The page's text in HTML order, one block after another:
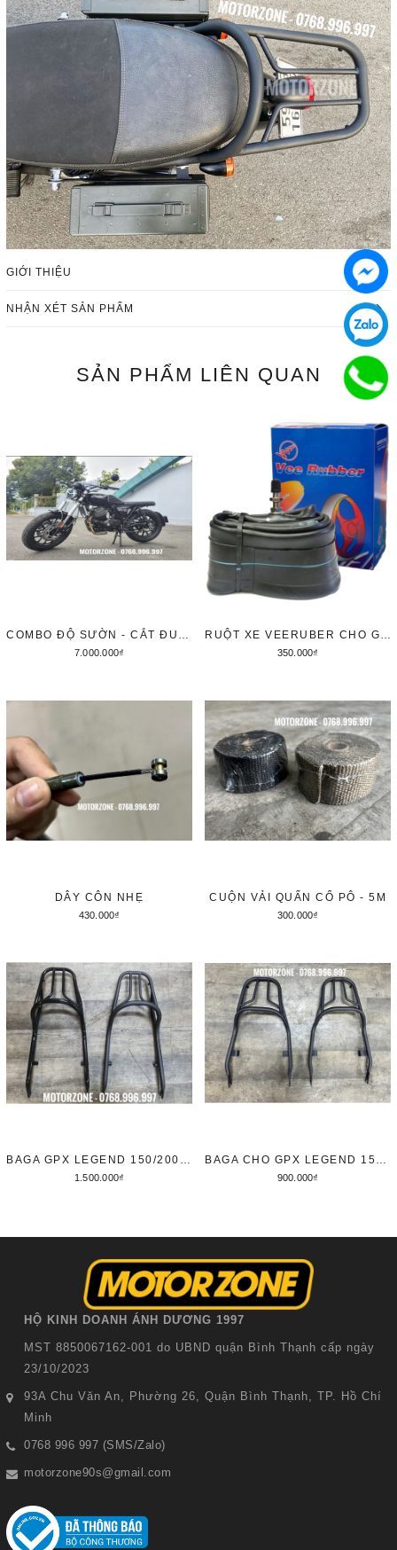
GIỚI THIỆU
NHẬN XÉT SẢN PHẨM
SẢN PHẨM LIÊN QUAN
7.000.000₫ 350.000₫
DÂY CÔN NHẸ
430.000₫
CUỘN VẢI QUẤN CỔ PÔ - 5M
300.000₫
1.500.000₫ 900.000₫
HỘ KINH DOANH ÁNH DƯƠNG 1997
MST 8850067162-001 do UBND quận Bình Thạnh cấp ngày
23/10/2023
93A Chu Văn An, Phường 26, Quận Bình Thạnh, TP. Hồ Chí
Minh
0768 996 997 (SMS/Zalo)
motorzone90s@gmail.com